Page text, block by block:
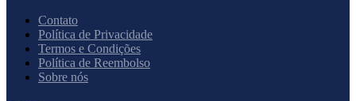
Contato
Política de Privacidade
Termos e Condições
Política de Reembolso
Sobre nós